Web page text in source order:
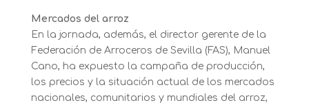
Mercados del arroz
En la jornada, además, el director gerente de la
Federación de Arroceros de Sevilla (FAS), Manuel
Cano, ha expuesto la campaña de producción,
los precios y la situación actual de los mercados
nacionales, comunitarios y mundiales del arroz,